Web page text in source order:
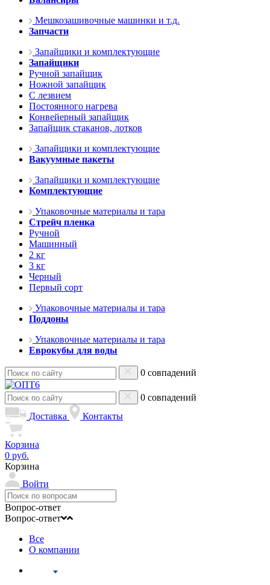
Мешкозашивочные машинки и т.д.
Запчасти
Запайщики и комплектующие
Запайщики
Ручной запайщик
Ножной запайщик
С лезвием
Постоянного нагрева
Конвейерный запайщик
Запайщик стаканов, лотков
Запайщики и комплектующие
Вакуумные пакеты
Запайщики и комплектующие
Комплектующие
Упаковочные материалы и тара
Стрейч пленка
Ручной
Машинный
2 кг
3 кг
Черный
Первый сорт
Упаковочные материалы и тара
Поддоны
Упаковочные материалы и тара
Еврокубы для воды
0 совпадений
0 совпадений
Доставка
Контакты
Корзина
0 руб.
Корзина
Войти
Вопрос-ответ
Вопрос-ответ
Все
О компании